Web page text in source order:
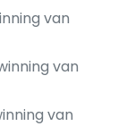
van
van
van